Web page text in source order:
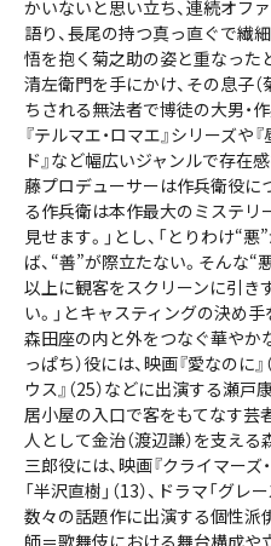
かいないと思い立ち、連続オフ
語り、長尾の持つ真っ直ぐで繊
悟を抱く菊之助の姿と重なった
清左衛門を手にかけ、その息子（
ちされる無法者で博徒の大男・
『テルマエ・ロマエ』シリーズや
ド』など幅広いジャンルで存在
藤プロデューサーは作兵衛役に
る作兵衛は本作最大のミステリ
見せます。」とし、「とりわけ“
ば、“善”が際立たない。そんな“
以上に観客をスクリーンに引き
い。」とキャスティングの決め
森田座の内と外をつなぐ華やか
っぱち）役には、映画『愛なのに
ウス』（25）などに出演する瀬
居小屋の入口で客をもてなす芸
人として金治（渡辺謙）を支える
三郎役には、映画『クライマーズ・
「半沢直樹」（13）、ドラマ「グレ
数々の話題作に出演する個性派
師＝歌舞伎における舞台構成や